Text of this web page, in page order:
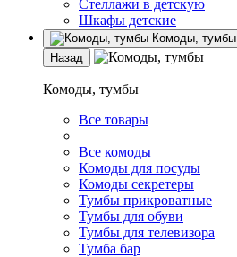
Стеллажи в детскую
Шкафы детские
Комоды, тумбы
Назад
Комоды, тумбы
Все товары
Все комоды
Комоды для посуды
Комоды секретеры
Тумбы прикроватные
Тумбы для обуви
Тумбы для телевизора
Тумба бар